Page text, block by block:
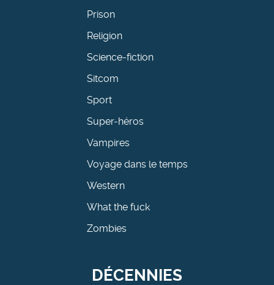
Prison
Religion
Science-fiction
Sitcom
Sport
Super-héros
Vampires
Voyage dans le temps
Western
What the fuck
Zombies
DÉCENNIES